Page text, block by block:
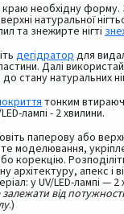
краю необхідну
натуральної
та знежирте нігті
дегідратордля
Далі
стану натуральних
тонким
лампі - 2 хвилини.
паперову або
моделювання,
корекцію.
архітектуру, апекс і
у UV/LED-лампі — 2
залежати від
.)